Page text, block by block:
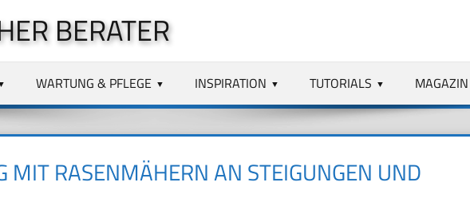
BERATER
WARTUNG & PFLEGE INSPIRATION TUTORIALS MAGAZIN
MIT RASENMÄHERN AN STEIGUNGEN UND